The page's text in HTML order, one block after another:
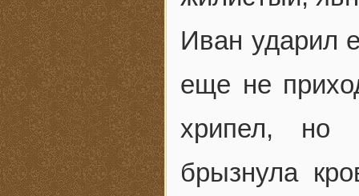
Иван ударил
еще не
хрипел, но
брызнула